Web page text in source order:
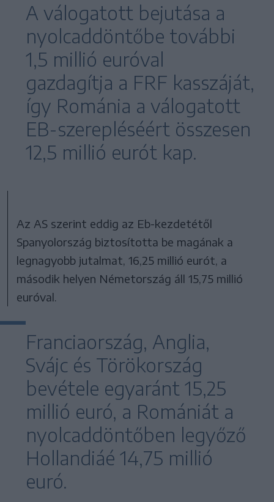
A válogatott bejutása a
nyolcaddöntőbe további
1,5 millió euróval
gazdagítja a FRF kasszáját,
így Románia a válogatott
EB-szerepléséért összesen
12,5 millió eurót kap.
Az AS szerint eddig az Eb-kezdetétől
Spanyolország biztosította be magának a
legnagyobb jutalmat, 16,25 millió eurót, a
második helyen Németország áll 15,75 millió
euróval.
Franciaország, Anglia,
Svájc és Törökország
bevétele egyaránt 15,25
millió euró, a Romániát a
nyolcaddöntőben legyőző
Hollandiáé 14,75 millió
euró.